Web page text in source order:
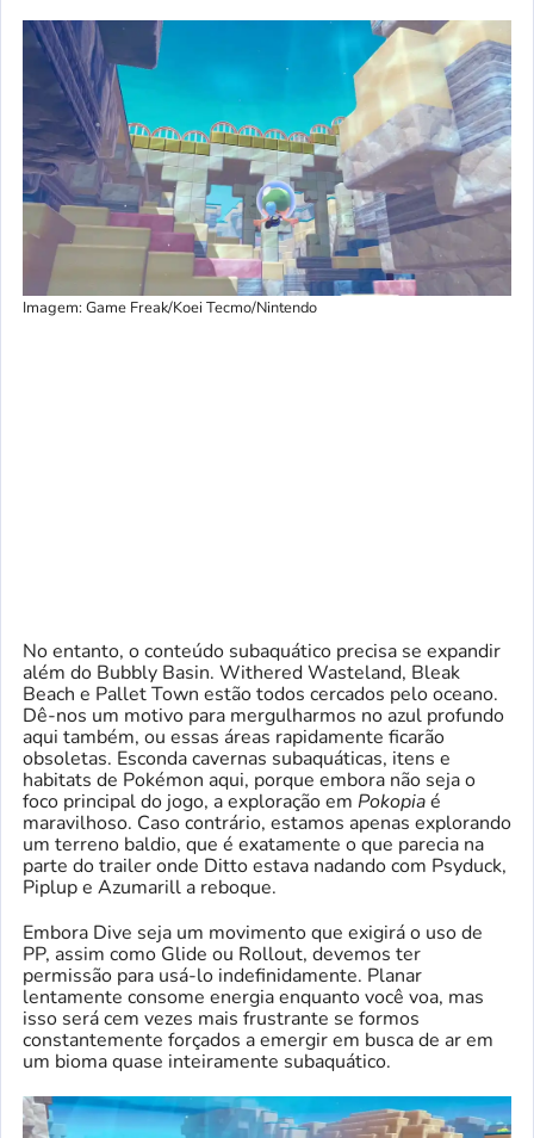
Imagem: Game Freak/Koei ​​Tecmo/Nintendo
No entanto, o conteúdo subaquático precisa se expandir
além do Bubbly Basin. Withered Wasteland, Bleak
Beach e Pallet Town estão todos cercados pelo oceano.
Dê-nos um motivo para mergulharmos no azul profundo
aqui também, ou essas áreas rapidamente ficarão
obsoletas. Esconda cavernas subaquáticas, itens e
habitats de Pokémon aqui, porque embora não seja o
foco principal do jogo, a exploração em Pokopiaé
maravilhoso. Caso contrário, estamos apenas explorando
um terreno baldio, que é exatamente o que parecia na
parte do trailer onde Ditto estava nadando com Psyduck,
Piplup e Azumarill a reboque.
Embora Dive seja um movimento que exigirá o uso de
PP, assim como Glide ou Rollout, devemos ter
permissão para usá-lo indefinidamente. Planar
lentamente consome energia enquanto você voa, mas
isso será cem vezes mais frustrante se formos
constantemente forçados a emergir em busca de ar em
um bioma quase inteiramente subaquático.